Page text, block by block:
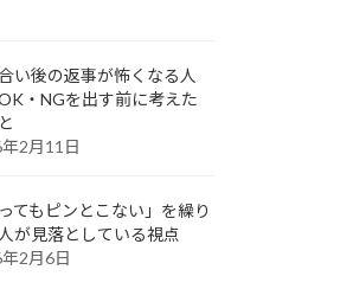
い後の返事が怖くなる人
・NGを出す前に考えた
2月11日
ってもピンとこない」を繰り
が見落としている視点
2月6日